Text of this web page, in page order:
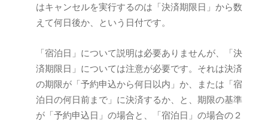
はキャンセルを実行するのは「決済期限日」から数
えて何日後か、という日付です。
「宿泊日」について説明は必要ありませんが、「決
済期限日」については注意が必要です。それは決済
の期限が「予約申込から何日以内」か、または「宿
泊日の何日前まで」に決済するか、と、期限の基準
が「予約申込日」の場合と、「宿泊日」の場合の２